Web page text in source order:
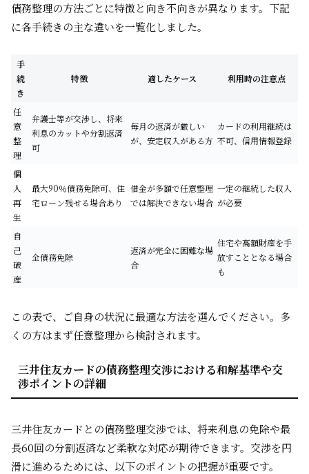
債務整理の方法ごとに特徴と向き不向きが異なります。下記
に各手続きの主な違いを一覧化しました。
手
続
き
特徴 適したケース 利用時の注意点
任
意
整
理
弁護士等が交渉し、将来
利息のカットや分割返済
可
毎月の返済が厳しい
が、安定収入がある方
カードの利用継続は
不可、信用情報登録
個
人
再
生
最大90％債務免除可、住
宅ローン残せる場合あり
借金が多額で任意整理
では解決できない場合
一定の継続した収入
が必要
自
己
破
産
全債務免除
返済が完全に困難な場
合
住宅や高額財産を手
放すこととなる場合
も
この表で、ご自身の状況に最適な方法を選んでください。多
くの方はまず任意整理から検討されます。
三井住友カードの債務整理交渉における和解基準や交
渉ポイントの詳細
三井住友カードとの債務整理交渉では、将来利息の免除や最
長60回の分割返済など柔軟な対応が期待できます。交渉を円
滑に進めるためには、以下のポイントの把握が重要です。